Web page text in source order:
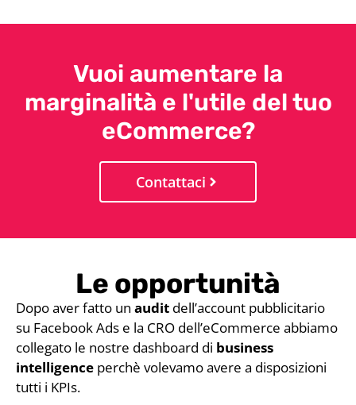
Vuoi aumentare la
marginalità e l'utile del tuo
eCommerce?
Contattaci
Le opportunità
Dopo aver fatto un audit dell’account pubblicitario
su Facebook Ads e la CRO dell’eCommerce abbiamo
collegato le nostre dashboard di business
intelligence perchè volevamo avere a disposizioni
tutti i KPIs.